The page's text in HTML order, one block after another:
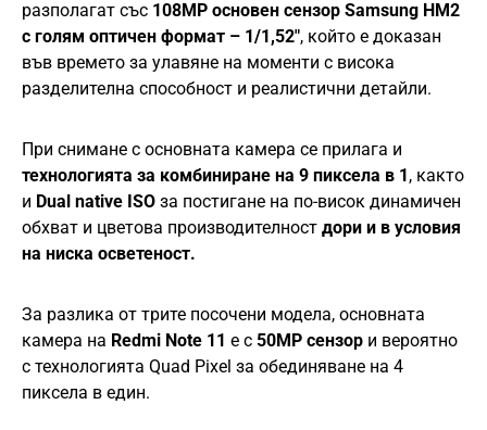
разполагат със 108MP основен сензор Samsung HM2
с голям оптичен формат – 1/1,52″, който е доказан
във времето за улавяне на моменти с висока
разделителна способност и реалистични детайли.
При снимане с основната камера се прилага и
технологията за комбиниране на 9 пиксела в 1 , както
и Dual native ISO за постигане на по-висок динамичен
обхват и цветова производителност дори и в условия
на ниска осветеност.
За разлика от трите посочени модела, основната
камера на Redmi Note 11 е с 50MP сензор и вероятно
с технологията Quad Pixel за обединяване на 4
пиксела в един.